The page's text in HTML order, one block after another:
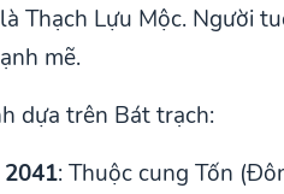
Thạch Lựu Mộc. Người
mẽ.
dựa trên Bát trạch:
2041: Thuộc cung Tốn